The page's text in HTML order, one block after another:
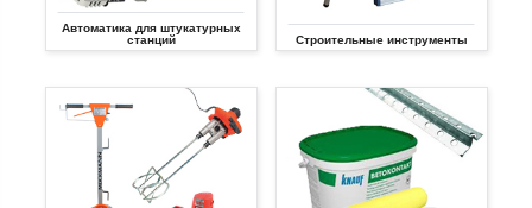
Автоматика для штукатурных
станций
Строительные инструменты